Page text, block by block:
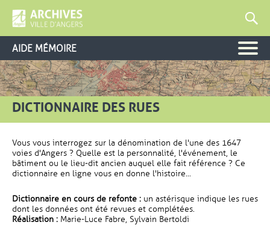
AIDE MÉMOIRE
DICTIONNAIRE DES RUES
Vous vous interrogez sur la dénomination de l'une des 1647
voies d'Angers ? Quelle est la personnalité, l'événement, le
bâtiment ou le lieu-dit ancien auquel elle fait référence ? Ce
dictionnaire en ligne vous en donne l'histoire...
Dictionnaire en cours de refonte : un astérisque indique les rues
dont les données ont été revues et complétées.
Réalisation : Marie-Luce Fabre, Sylvain Bertoldi